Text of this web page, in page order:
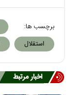
برچسب ها:
استقلال
اخبار مرتبط